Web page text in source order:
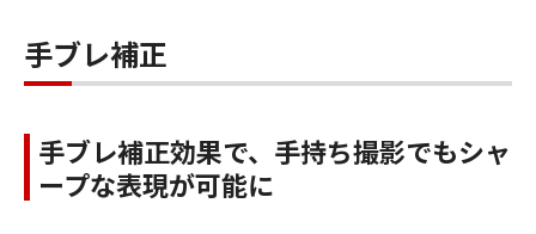
手ブレ補正
手ブレ補正効果で、手持ち撮影でもシャ
ープな表現が可能に